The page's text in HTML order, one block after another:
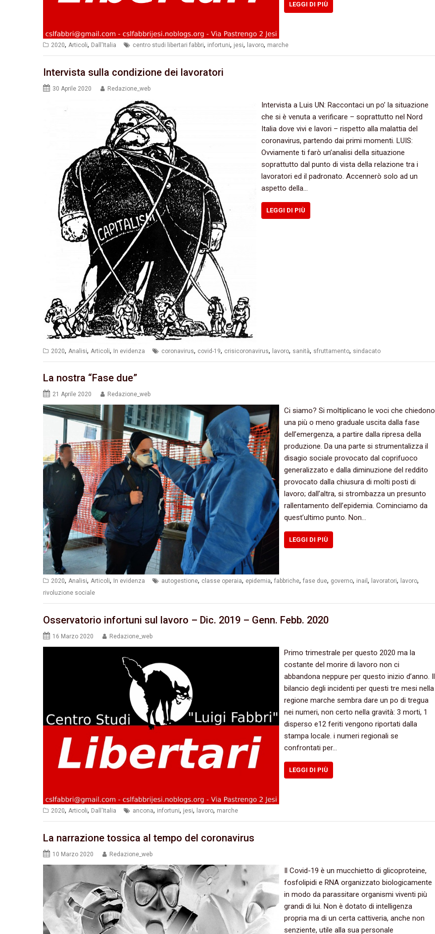
LEGGI DI PIÙ
2020, Articoli, Dall'Italia centro studi libertari fabbri, infortuni, jesi, lavoro, marche
Intervista sulla condizione dei lavoratori
30 Aprile 2020 Redazione_web
Intervista a Luis UN: Raccontaci un po’ la situazione
che si è venuta a verificare – soprattutto nel Nord
Italia dove vivi e lavori – rispetto alla malattia del
coronavirus, partendo dai primi momenti. LUIS:
Ovviamente ti farò un’analisi della situazione
soprattutto dal punto di vista della relazione tra i
lavoratori ed il padronato. Accennerò solo ad un
aspetto della…
LEGGI DI PIÙ
2020, Analisi, Articoli, In evidenza coronavirus, covid-19, crisicoronavirus, lavoro, sanità, sfruttamento, sindacato
La nostra “Fase due”
21 Aprile 2020 Redazione_web
Ci siamo? Si moltiplicano le voci che chiedono
una più o meno graduale uscita dalla fase
dell’emergenza, a partire dalla ripresa della
produzione. Da una parte si strumentalizza il
disagio sociale provocato dal coprifuoco
generalizzato e dalla diminuzione del reddito
provocato dalla chiusura di molti posti di
lavoro; dall’altra, si strombazza un presunto
rallentamento dell’epidemia. Cominciamo da
quest’ultimo punto. Non…
LEGGI DI PIÙ
2020, Analisi, Articoli, In evidenza autogestione, classe operaia, epidemia, fabbriche, fase due, governo, inail , lavoratori, lavoro,
rivoluzione sociale
Osservatorio infortuni sul lavoro – Dic. 2019 – Genn. Febb. 2020
16 Marzo 2020 Redazione_web
Primo trimestrale per questo 2020 ma la
costante del morire di lavoro non ci
abbandona neppure per questo inizio d’anno. Il
bilancio degli incidenti per questi tre mesi nella
regione marche sembra dare un po di tregua
nei numeri, non certo nella gravità: 3 morti, 1
disperso e12 feriti vengono riportati dalla
stampa locale. i numeri regionali se
confrontati per…
LEGGI DI PIÙ
2020, Articoli, Dall'Italia ancona, infortuni, jesi, lavoro, marche
La narrazione tossica al tempo del coronavirus
10 Marzo 2020 Redazione_web
Il Covid-19 è un mucchietto di glicoproteine,
fosfolipidi e RNA organizzato biologicamente
in modo da parassitare organismi viventi più
grandi di lui. Non è dotato di intelligenza
propria ma di un certa cattiveria, anche non
senziente, utile alla sua personale